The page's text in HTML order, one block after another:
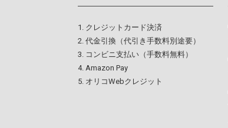
クレジットカード決済
代金引換（代引き手数料別途要）
コンビニ支払い（手数料無料）
Amazon Pay
オリコWebクレジット